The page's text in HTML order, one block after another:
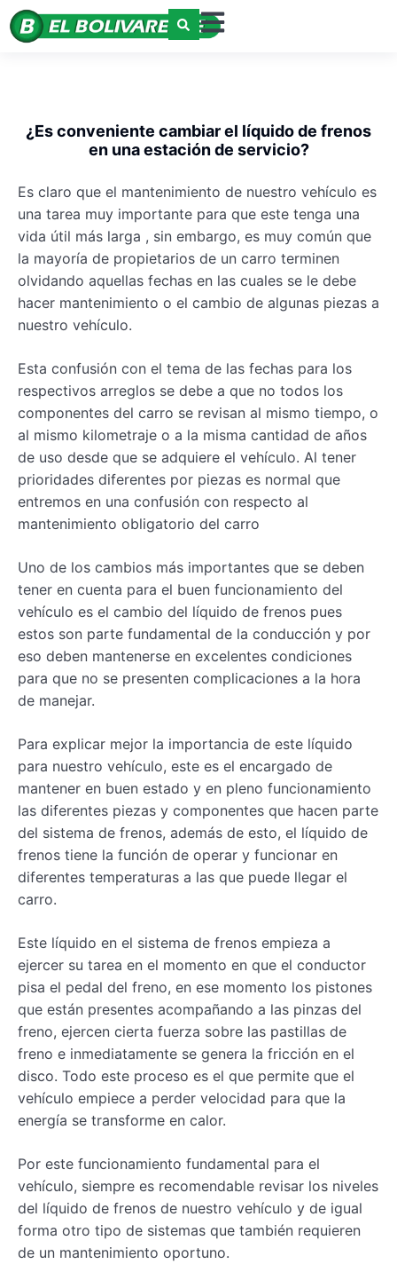
¿Es conveniente cambiar el líquido de frenos
en una estación de servicio?
Es claro que el mantenimiento de nuestro vehículo es
una tarea muy importante para que este tenga una
vida útil más larga , sin embargo, es muy común que
la mayoría de propietarios de un carro terminen
olvidando aquellas fechas en las cuales se le debe
hacer mantenimiento o el cambio de algunas piezas a
nuestro vehículo.
Esta confusión con el tema de las fechas para los
respectivos arreglos se debe a que no todos los
componentes del carro se revisan al mismo tiempo, o
al mismo kilometraje o a la misma cantidad de años
de uso desde que se adquiere el vehículo. Al tener
prioridades diferentes por piezas es normal que
entremos en una confusión con respecto al
mantenimiento obligatorio del carro
Uno de los cambios más importantes que se deben
tener en cuenta para el buen funcionamiento del
vehículo es el cambio del líquido de frenos pues
estos son parte fundamental de la conducción y por
eso deben mantenerse en excelentes condiciones
para que no se presenten complicaciones a la hora
de manejar.
Para explicar mejor la importancia de este líquido
para nuestro vehículo, este es el encargado de
mantener en buen estado y en pleno funcionamiento
las diferentes piezas y componentes que hacen parte
del sistema de frenos, además de esto, el líquido de
frenos tiene la función de operar y funcionar en
diferentes temperaturas a las que puede llegar el
carro.
Este líquido en el sistema de frenos empieza a
ejercer su tarea en el momento en que el conductor
pisa el pedal del freno, en ese momento los pistones
que están presentes acompañando a las pinzas del
freno, ejercen cierta fuerza sobre las pastillas de
freno e inmediatamente se genera la fricción en el
disco. Todo este proceso es el que permite que el
vehículo empiece a perder velocidad para que la
energía se transforme en calor.
Por este funcionamiento fundamental para el
vehículo, siempre es recomendable revisar los niveles
del líquido de frenos de nuestro vehículo y de igual
forma otro tipo de sistemas que también requieren
de un mantenimiento oportuno.